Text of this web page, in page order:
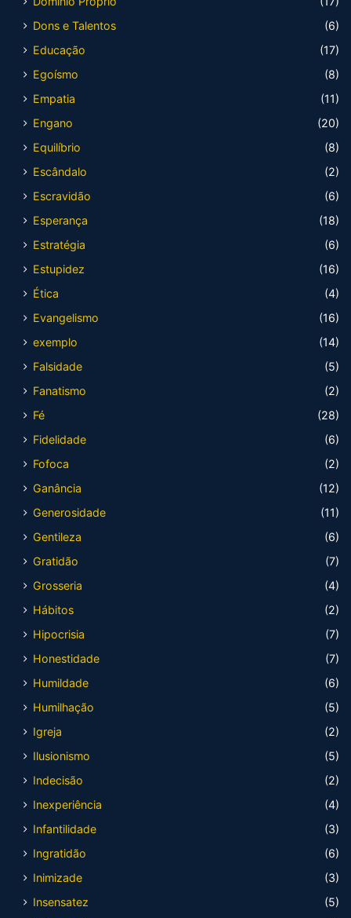
Dons e Talentos
(6)
Educação
(17)
Egoísmo
(8)
Empatia
(11)
Engano
(20)
Equilíbrio
(8)
Escândalo
(2)
Escravidão
(6)
Esperança
(18)
Estratégia
(6)
Estupidez
(16)
Ética
(4)
Evangelismo
(16)
exemplo
(14)
Falsidade
(5)
Fanatismo
(2)
Fé
(28)
Fidelidade
(6)
Fofoca
(2)
Ganância
(12)
Generosidade
(11)
Gentileza
(6)
Gratidão
(7)
Grosseria
(4)
Hábitos
(2)
Hipocrisia
(7)
Honestidade
(7)
Humildade
(6)
Humilhação
(5)
Igreja
(2)
Ilusionismo
(5)
Indecisão
(2)
Inexperiência
(4)
Infantilidade
(3)
Ingratidão
(6)
Inimizade
(3)
Insensatez
(5)